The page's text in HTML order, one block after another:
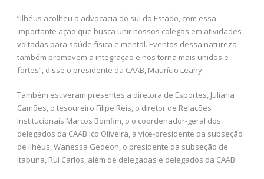
“Ilhéus acolheu a advocacia do sul do Estado, com essa
importante ação que busca unir nossos colegas em atividades
voltadas para saúde física e mental. Eventos dessa natureza
também promovem a integração e nos torna mais unidos e
fortes”, disse o presidente da CAAB, Maurício Leahy.
Também estiveram presentes a diretora de Esportes, Juliana
Camões, o tesoureiro Filipe Reis, o diretor de Relações
Institucionais Marcos Bomfim, o o coordenador-geral dos
delegados da CAAB Ico Oliveira, a vice-presidente da subseção
de Ilhéus, Wanessa Gedeon, o presidente da subseção de
Itabuna, Rui Carlos, além de delegadas e delegados da CAAB.